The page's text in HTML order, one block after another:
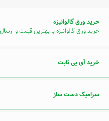
خرید ورق گالوانیزه
خرید ورق گالوانیزه با بهترین قیمت و
خرید آی پی ثابت
سرامیک دست ساز